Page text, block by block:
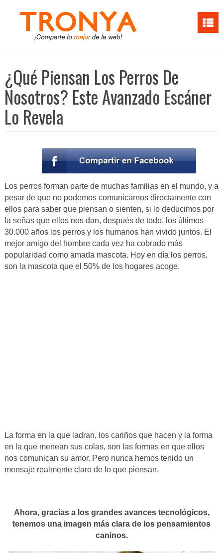
¿Qué Piensan Los Perros De
Nosotros? Este Avanzado Escáner
Lo Revela
Los perros forman parte de muchas familias en el mundo, y a
pesar de que no podemos comunicarnos directamente con
ellos para saber que piensan o sienten, si lo deducimos por
la señas que ellos nos dan, después de todo, los últimos
30.000 años los perros y los humanos han vivido juntos. El
mejor amigo del hombre cada vez ha cobrado más
popularidad como amada mascota. Hoy en día los perros,
son la mascota que el 50% de los hogares acoge.
La forma en la que ladran, los cariños que hacen y la forma
en la que menean sus colas, son las formas en que ellos
nos comunican su amor. Pero nunca hemos tenido un
mensaje realmente claro de lo que piensan.
Ahora, gracias a los grandes avances tecnológicos,
tenemos una imagen más clara de los pensamientos
caninos.